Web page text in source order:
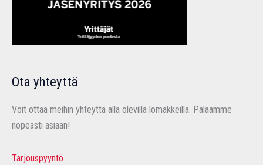
Ota yhteyttä
Voit ottaa meihin yhteyttä alla olevilla lomakkeilla. Palaamme
nopeasti asiaan!
Tarjouspyyntö